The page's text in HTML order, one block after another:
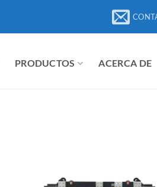
PRODUCTOS ACERCA DE